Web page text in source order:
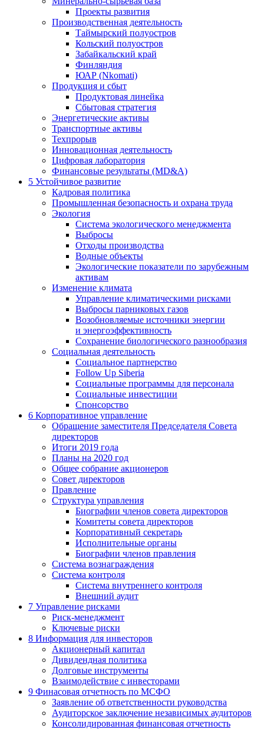
Проекты развития
Производственная деятельность
Таймырский полуостров
Кольский полуостров
Забайкальский край
Финляндия
ЮАР (Nkomati)
Продукция и сбыт
Продуктовая линейка
Сбытовая стратегия
Энергетические активы
Транспортные активы
Техпрорыв
Инновационная деятельность
Цифровая лаборатория
Финансовые результаты (MD&A)
5 Устойчивое развитие
Кадровая политика
Промышленная безопасность и охрана труда
Экология
Система экологического менеджмента
Выбросы
Отходы производства
Водные объекты
Экологические показатели по зарубежным
активам
Изменение климата
Управление климатическими рисками
Выбросы парниковых газов
Возобновляемые источники энергии
и энергоэффективность
Сохранение биологического разнообразия
Социальная деятельность
Социальное партнерство
Follow Up Siberia
Социальные программы для персонала
Социальные инвестиции
Спонсорство
6 Корпоративное управление
Обращение заместителя Председателя Совета
директоров
Итоги 2019 года
Планы на 2020 год
Общее собрание акционеров
Совет директоров
Правление
Структура управления
Биографии членов совета директоров
Комитеты совета директоров
Корпоративный секретарь
Исполнительные органы
Биографии членов правления
Система вознаграждения
Система контроля
Система внутреннего контроля
Внешний аудит
7 Управление рисками
Риск-менеджмент
Ключевые риски
8 Информация для инвесторов
Акционерный капитал
Дивидендная политика
Долговые инструменты
Взаимодействие с инвеcторами
9 Финасовая отчетность по МСФО
Заявление об ответственности руководства
Аудиторское заключение независимых аудиторов
Консолидированная финансовая отчетность